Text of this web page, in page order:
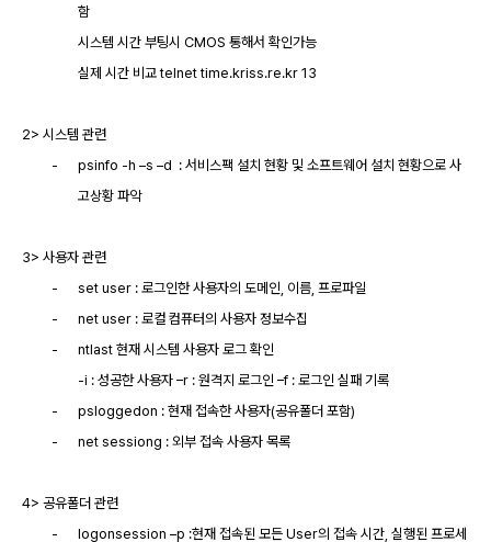
함
시스템 시간 부팅시 CMOS 통해서 확인가능
실제 시간 비교telnet time.kriss.re.kr 13
2> 시스템 관련
-
psinfo -h –s –d : 서비스팩 설치 현황 및 소프트웨어 설치 현황으로 사
고상황 파악
3> 사용자 관련
-
set user : 로그인한 사용자의 도메인, 이름, 프로파일
-
net user : 로컬 컴퓨터의 사용자 정보수집
-
ntlast 현재 시스템 사용자 로그 확인
-i : 성공한 사용자 –r : 원격지 로그인 –f : 로그인 실패 기록
-
psloggedon : 현재 접속한 사용자(공유폴더 포함)
-
net sessiong : 외부 접속 사용자 목록
4> 공유폴더 관련
-
logonsession –p :현재 접속된 모든 User의 접속 시간, 실행된 프로세